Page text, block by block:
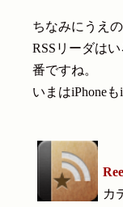
ちなみにうえの
RSSリーダは
番ですね。
いまはiPhoneも
カ